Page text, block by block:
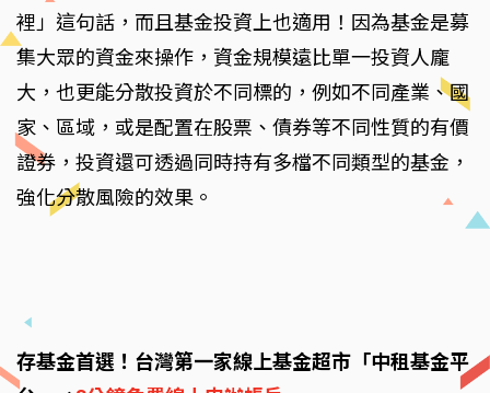
裡」這句話，而且基金投資上也適用！因為基金是募
集大眾的資金來操作，資金規模遠比單一投資人龐
大，也更能分散投資於不同標的，例如不同產業、國
家、區域，或是配置在股票、債券等不同性質的有價
證券，投資還可透過同時持有多檔不同類型的基金，
強化分散風險的效果。
存基金首選！台灣第一家線上基金超市「中租基金平